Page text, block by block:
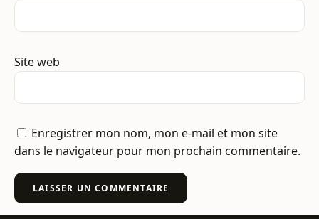
Site web
Enregistrer mon nom, mon e-mail et mon site
dans le navigateur pour mon prochain commentaire.